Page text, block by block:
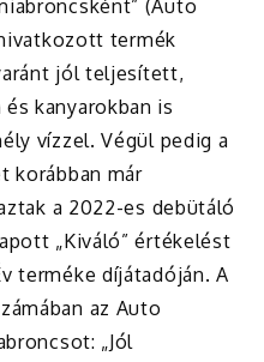
(Auto
termék
jól teljesített,
kanyarokban is
vízzel. Végül pedig a
korábban már
a 2022-es debütáló
„Kiváló” értékelést
terméke díjátadóján. A
az Auto
„Jól